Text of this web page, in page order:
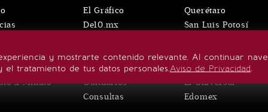
y mostrarte contenido relevante. Al continuar
el tratamiento de tus datos personales.Aviso de Privacidad.
de vida
x Minuto
El Gráfico
De10.mx
Confabulario
Aviso Oportuno
Obituarios
Consultas
Querétaro
San Luis Potosí
Puebla
Hidalgo
El Universal
Edomex